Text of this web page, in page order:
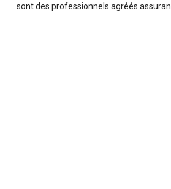
sont des professionnels agréés